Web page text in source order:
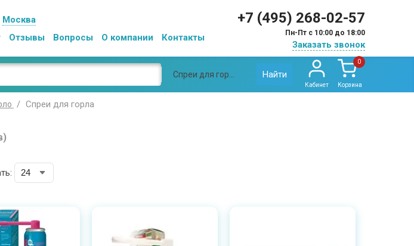
Москва
Отзывы Вопросы О компании Контакты
+7 (495) 268-02-57
Пн-Пт с 10:00 до 18:00
Заказать звонок
Найти
Кабинет
0
Корзина
Спреи для горла